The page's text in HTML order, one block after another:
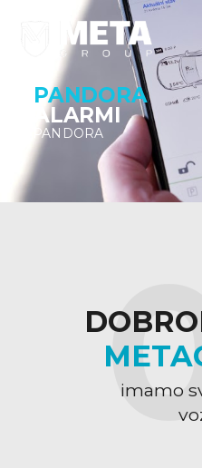
POČETNA
USLUGE
GALERIJA
KONTAKT
PANDORA
ALARMI
PANDORA
imamo